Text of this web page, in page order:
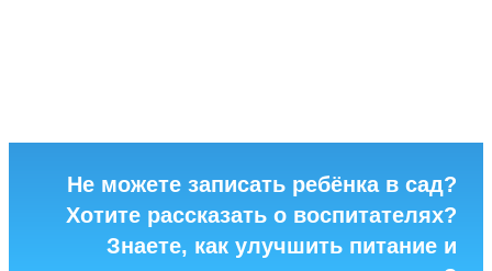
Не можете записать ребёнка в сад?
Хотите рассказать о воспитателях?
Знаете, как улучшить питание и